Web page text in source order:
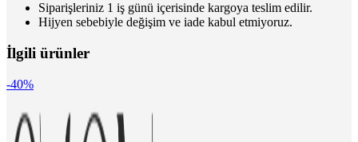
Siparişleriniz 1 iş günü içerisinde kargoya teslim edilir.
Hijyen sebebiyle değişim ve iade kabul etmiyoruz.
İlgili ürünler
-40%